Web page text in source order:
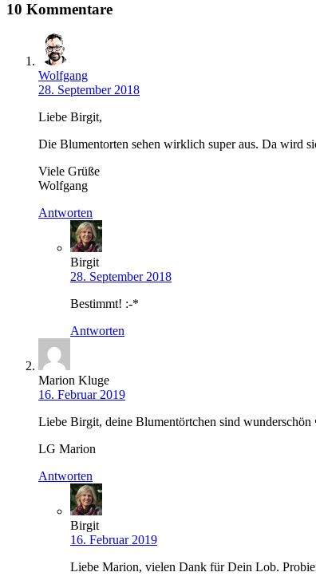
10 Kommentare
Wolfgang
28. September 2018
Liebe Birgit,
Die Blumentorten sehen wirklich super aus. Da wird
Viele Grüße
Wolfgang
Antworten
Birgit
28. September 2018
Bestimmt! :-*
Antworten
Marion Kluge
16. Februar 2019
Liebe Birgit, deine Blumentörtchen sind wunderschön
LG Marion
Antworten
Birgit
16. Februar 2019
Liebe Marion, vielen Dank für Dein Lob.